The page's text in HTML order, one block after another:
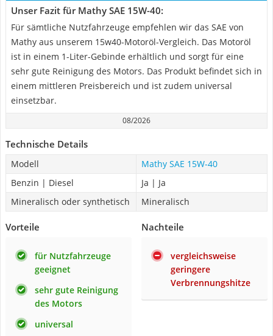
Unser Fazit für Mathy SAE 15W-40:
Für sämtliche Nutzfahrzeuge empfehlen wir das SAE von
Mathy aus unserem 15w40-Motoröl-Vergleich. Das Motoröl
ist in einem 1-Liter-Gebinde erhältlich und sorgt für eine
sehr gute Reinigung des Motors. Das Produkt befindet sich in
einem mittleren Preisbereich und ist zudem universal
einsetzbar.
08/2026
Technische Details
Modell
Mathy SAE 15W-40
Benzin | Diesel
Ja | Ja
Mineralisch oder synthetisch
Mineralisch
Vorteile
für Nutzfahrzeuge
geeignet
sehr gute Reinigung
des Motors
universal
Nachteile
vergleichsweise
geringere
Verbrennungshitze